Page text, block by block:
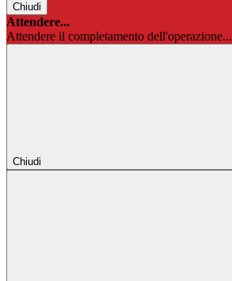
Chiudi
Attendere...
Attendere il completamento dell'operazione...
Chiudi